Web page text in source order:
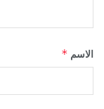
الاسم *